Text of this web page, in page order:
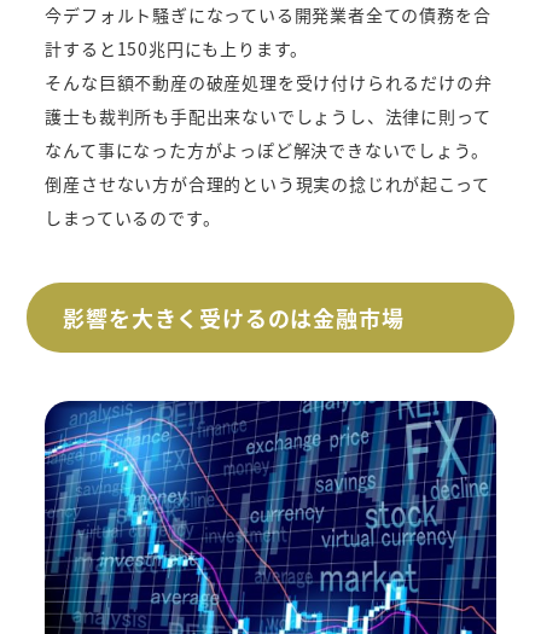
今デフォルト騒ぎになっている開発業者全ての債務を合
計すると150兆円にも上ります。
そんな巨額不動産の破産処理を受け付けられるだけの弁
護士も裁判所も手配出来ないでしょうし、法律に則って
なんて事になった方がよっぽど解決できないでしょう。
倒産させない方が合理的という現実の捻じれが起こって
しまっているのです。
影響を大きく受けるのは金融市場